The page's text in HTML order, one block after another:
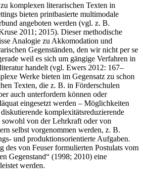
komplexen literarischen Texten in
bieten printbasierte multimodale
angeboten werden (vgl. z. B.
2011; 2015). Dieser methodische
Analogie zu Akkomodation und
Gegenständen, den wir nicht per se
weil es sich um gängige Verfahren in
handelt (vgl. Ewers 2012: 167–
Werke bieten im Gegensatz zu schon
Texten, die z. B. in Förderschulen
auch unterfordern können oder
eingesetzt werden – Möglichkeiten
komplexitätsreduzierende
von der Lehrkraft oder von
selbst vorgenommen werden, z. B.
und produktionsorientierte Aufgaben.
des von Feuser formulierten Postulats vom
Gegenstand“ (1998; 2010) eine
werden.